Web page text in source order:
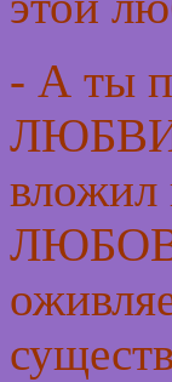
- А ты
ЛЮБВИ.
вложил